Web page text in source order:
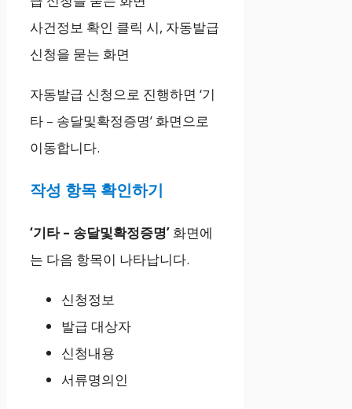
사건정보 확인 클릭 시, 자동발급
신청을 묻는 화면
자동발급 신청으로 진행하면 ‘기
타 – 송달및확정증명’ 화면으로
이동합니다.
작성 항목 확인하기
‘기타 – 송달및확정증명’ 화면에
는 다음 항목이 나타납니다.
신청정보
발급 대상자
신청내용
서류명의인